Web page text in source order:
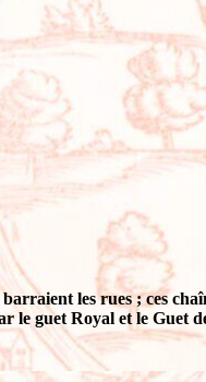
barraient les rues ; ces
le guet Royal et le Guet